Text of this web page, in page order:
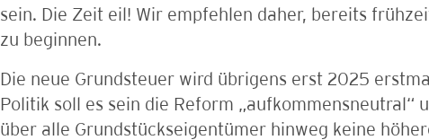
sein. Die Zeit eil! Wir empfehlen daher, bereits
zu beginnen.
Die neue Grundsteuer wird übrigens erst 2025
Politik soll es sein die Reform „aufkommensneutral“
über alle Grundstückseigentümer hinweg keine